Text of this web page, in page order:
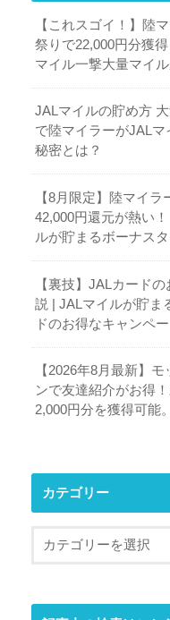
【これスゴイ！】陸
祭りで22,000円分獲
マイル一撃大量マイル
JALマイルの貯め方
で陸マイラーがJAL
秘密とは？
【8月限定】陸マイ
42,000円還元が熱い
ルが貯まるボーナス
【裏技】JALカード
説 | JALマイルが貯ま
ドのお得なキャンペ
【2026年8月最新】
ンで友達紹介がお得
2,000円分を獲得可能。
カテゴリー